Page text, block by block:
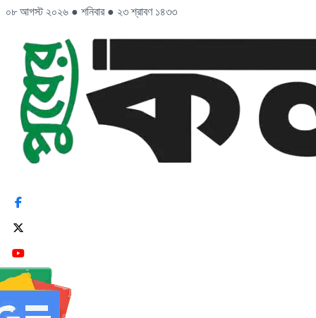
০৮ আগস্ট ২০২৬ ● শনিবার ● ২৩ শ্রাবণ ১৪৩৩